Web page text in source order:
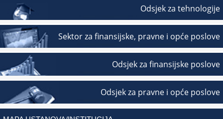
Odsjek za tehnologije
Sektor za finansijske, pravne i opće poslove
Odsjek za finansijske poslove
Odsjek za pravne i opće poslove